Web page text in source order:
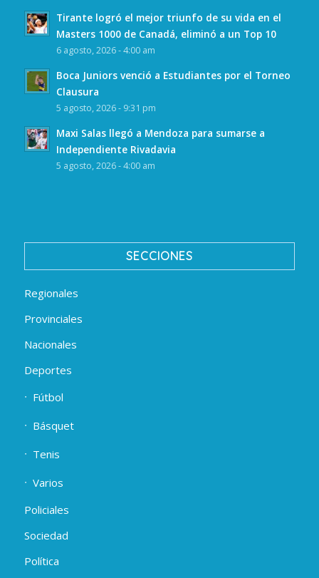
Tirante logró el mejor triunfo de su vida en el
Masters 1000 de Canadá, eliminó a un Top 10
6 agosto, 2026 - 4:00 am
Boca Juniors venció a Estudiantes por el Torneo
Clausura
5 agosto, 2026 - 9:31 pm
Maxi Salas llegó a Mendoza para sumarse a
Independiente Rivadavia
5 agosto, 2026 - 4:00 am
SECCIONES
Regionales
Provinciales
Nacionales
Deportes
Fútbol
Básquet
Tenis
Varios
Policiales
Sociedad
Política